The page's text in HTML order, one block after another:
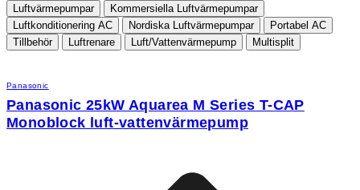
Luftvärmepumpar
Kommersiella Luftvärmepumpar
Luftkonditionering AC
Nordiska Luftvärmepumpar
Portabel AC
Tillbehör
Luftrenare Luft/Vattenvärmepump Multisplit
Panasonic
Panasonic 25kW Aquarea M Series T-CAP
Monoblock luft-vattenvärmepump